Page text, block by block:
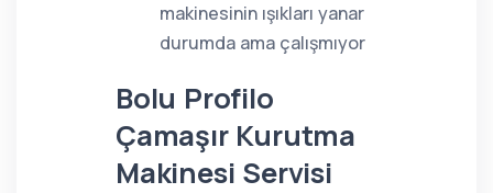
makinesinin ışıkları yanar
durumda ama çalışmıyor
Bolu Profilo
Çamaşır Kurutma
Makinesi Servisi